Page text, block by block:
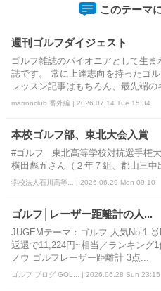
このテーマ
週刊ゴルフダイジェスト
ゴルフ雑誌のパイオニアとして生
誌です。 常に上達志向を持ったゴ
レッスン記事はもちろん、最先端の
marronclub 番外編 | 2026.07.14 Tue 15:34
本校ゴルフ部、東北大会入賞
#ゴルフ 東北⾼等学校対抗選⼿権
横⽥彪五さん（２年７組、郡山三
学校法人石川高等... | 2026.06.29 Mon 09:10
ゴルフ│レーザー距離計の人...
JUGEMテーマ：ゴルフ 人気No.1
返還で11,224円~相当／ランキング
ノウ ゴルフレーザー距離計 3点...
ゴルフ ブログ GOL... | 2026.06.28 Sun 23:15